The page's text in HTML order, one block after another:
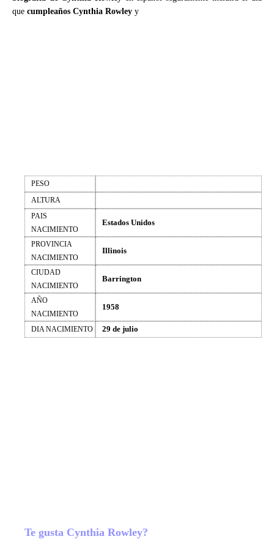
que cumpleaños Cynthia Rowley y
PESO
ALTURA
PAIS
NACIMIENTO
Estados Unidos
PROVINCIA
NACIMIENTO
Illinois
CIUDAD
NACIMIENTO
Barrington
AÑO
NACIMIENTO
1958
DIA NACIMIENTO 29 de julio
Te gusta Cynthia Rowley?